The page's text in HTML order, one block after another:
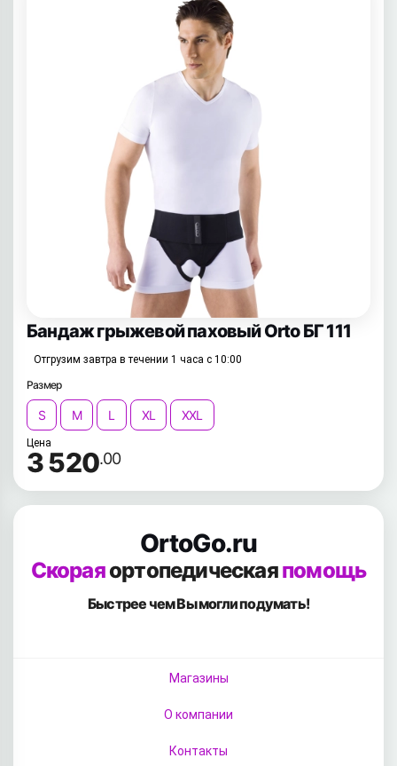
Бандаж грыжевой паховый Orto БГ 111
Отгрузим завтра в течении 1 часа с 10:00
Размер
S M L XL XXL
Цена
3 520.00
OrtoGo.ru
Скораяортопедическаяпомощь
Быстрее чем Вымогли подумать!
Магазины
О компании
Контакты